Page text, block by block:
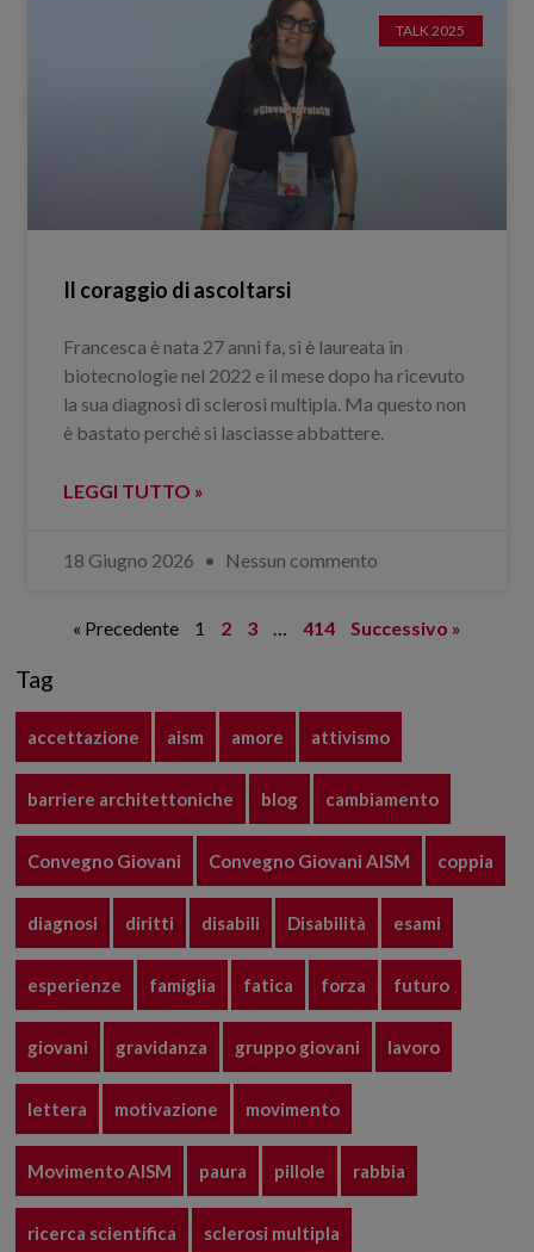
TALK 2025
Il coraggio di ascoltarsi
Francesca è nata 27 anni fa, si è laureata in
biotecnologie nel 2022 e il mese dopo ha ricevuto
la sua diagnosi di sclerosi multipla. Ma questo non
è bastato perché si lasciasse abbattere.
LEGGI TUTTO »
18 Giugno 2026 Nessun commento
« Precedente 1 2 3 … 414 Successivo »
Tag
accettazione aism amore attivismo
barriere architettoniche blog cambiamento
Convegno Giovani Convegno Giovani AISM coppia
diagnosi diritti disabili Disabilità esami
esperienze famiglia fatica forza futuro
giovani gravidanza gruppo giovani lavoro
lettera motivazione movimento
Movimento AISM paura pillole rabbia
ricerca scientifica sclerosi multipla